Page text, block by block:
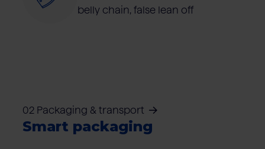
belly chain, false lean off
02 Packaging & transport
Smart packaging